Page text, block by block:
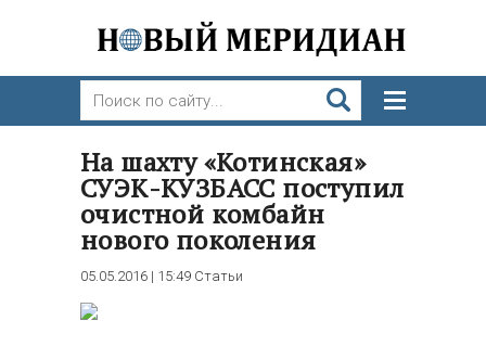
На шахту «Котинская»
СУЭК-КУЗБАСС поступил
очистной комбайн
нового поколения
05.05.2016 | 15:49 Статьи